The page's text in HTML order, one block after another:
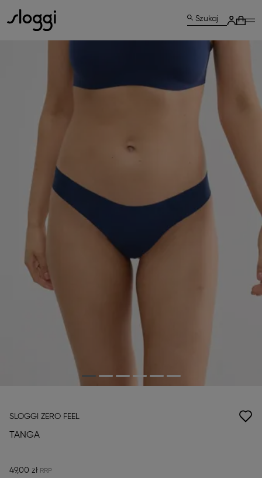
Szukaj
SLOGGI ZERO FEEL
TANGA
49,00 zł